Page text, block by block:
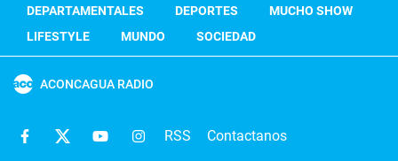
DEPARTAMENTALES
DEPORTES
MUCHO SHOW
LIFESTYLE
MUNDO SOCIEDAD
ACONCAGUA RADIO
RSS Contactanos